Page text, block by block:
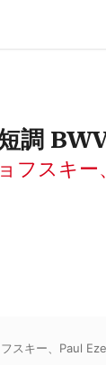
調
フスキー、
スキー Paul